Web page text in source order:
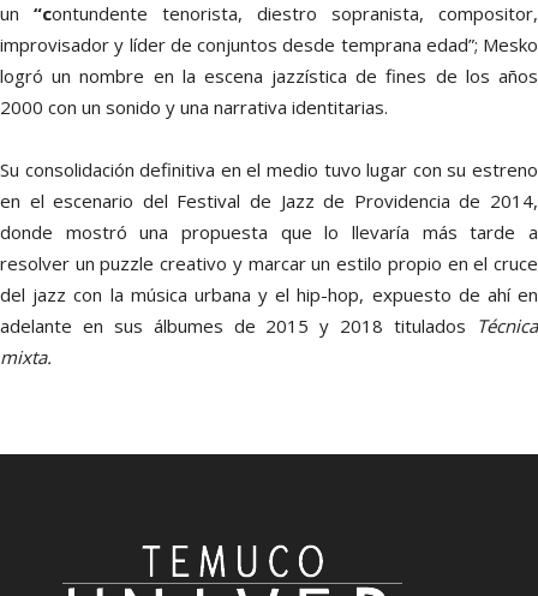
un “contundente tenorista, diestro sopranista, compositor,
improvisador y líder de conjuntos desde temprana edad”; Mesko
logró un nombre en la escena jazzística de fines de los años
2000 con un sonido y una narrativa identitarias.
Su consolidación definitiva en el medio tuvo lugar con su estreno
en el escenario del Festival de Jazz de Providencia de 2014,
donde mostró una propuesta que lo llevaría más tarde a
resolver un puzzle creativo y marcar un estilo propio en el cruce
del jazz con la música urbana y el hip-hop, expuesto de ahí en
adelante en sus álbumes de 2015 y 2018 titulados Técnica
mixta.